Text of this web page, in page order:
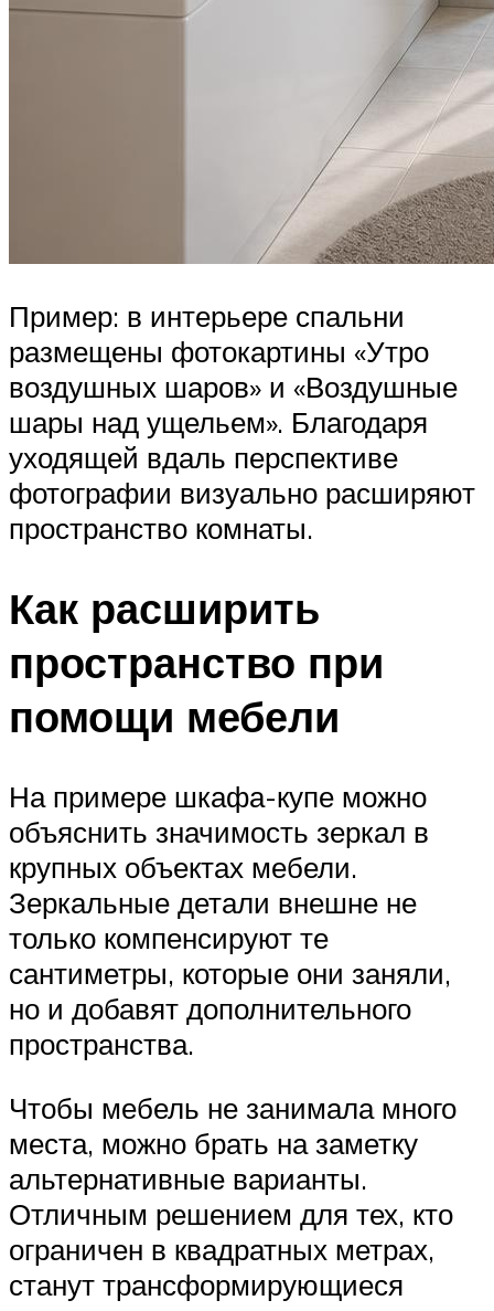
Пример: в интерьере спальни
размещены фотокартины «Утро
воздушных шаров» и «Воздушные
шары над ущельем». Благодаря
уходящей вдаль перспективе
фотографии визуально расширяют
пространство комнаты.
Как расширить
пространство при
помощи мебели
На примере шкафа-купе можно
объяснить значимость зеркал в
крупных объектах мебели.
Зеркальные детали внешне не
только компенсируют те
сантиметры, которые они заняли,
но и добавят дополнительного
пространства.
Чтобы мебель не занимала много
места, можно брать на заметку
альтернативные варианты.
Отличным решением для тех, кто
ограничен в квадратных метрах,
станут трансформирующиеся